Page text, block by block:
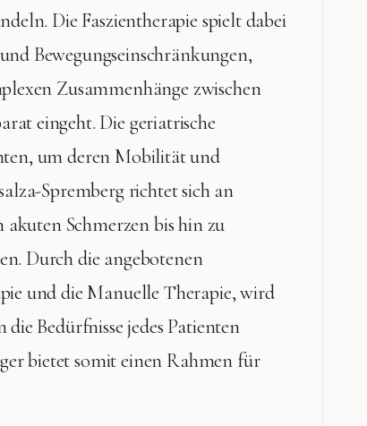
Die Faszientherapie spielt dabei
Bewegungseinschränkungen,
Zusammenhänge zwischen
eingeht. Die geriatrische
um deren Mobilität und
Spremberg richtet sich an
Schmerzen bis hin zu
Durch die angebotenen
und die Manuelle Therapie, wird
Bedürfnisse jedes Patienten
bietet somit einen Rahmen für